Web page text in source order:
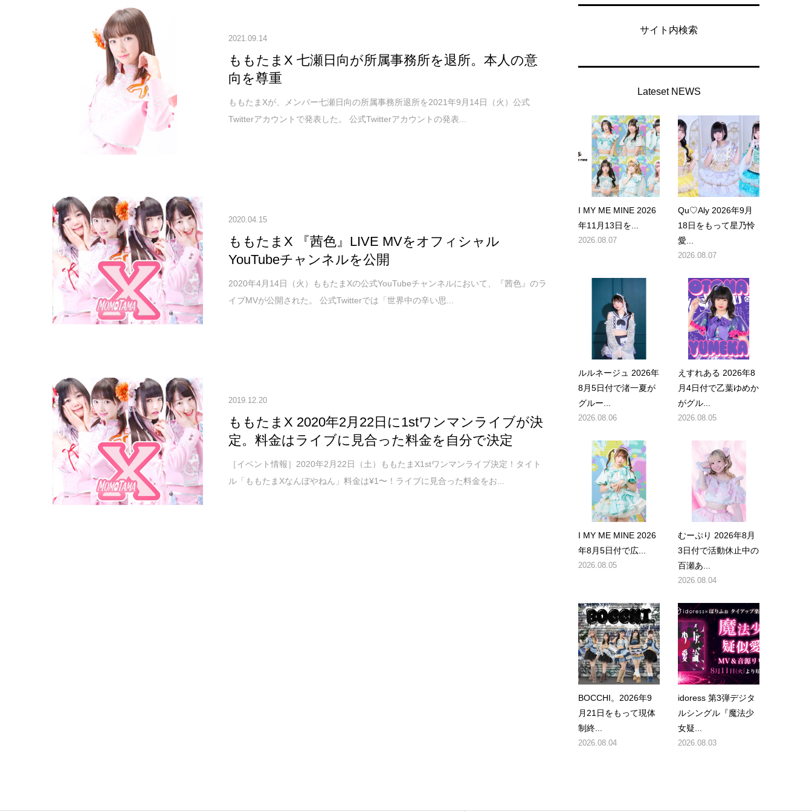
2021.09.14
ももたまX 七瀬日向が所属事務所を退所。本人の意
向を尊重
ももたまXが、メンバー七瀬日向の所属事務所退所を2021年9月14日（火）公式
Twitterアカウントで発表した。 公式Twitterアカウントの発表...
2020.04.15
ももたまX 『茜色』LIVE MVをオフィシャル
YouTubeチャンネルを公開
2020年4月14日（火）ももたまXの公式YouTubeチャンネルにおいて、『茜色』のラ
イブMVが公開された。 公式Twitterでは「世界中の辛い思...
2019.12.20
ももたまX 2020年2月22日に1stワンマンライブが決
定。料金はライブに見合った料金を自分で決定
［イベント情報］2020年2月22日（土）ももたまX1stワンマンライブ決定！タイト
ル「ももたまXなんぼやねん」料金は¥1〜！ライブに見合った料金をお...
サイト内検索
Lateset NEWS
I MY ME MINE 2026
年11月13日を...
2026.08.07
Qu♡Aly 2026年9月
18日をもって星乃怜
愛...
2026.08.07
ルルネージュ 2026年
8月5日付で渚一夏が
グルー...
2026.08.06
えすれある 2026年8
月4日付で乙葉ゆめか
がグル...
2026.08.05
I MY ME MINE 2026
年8月5日付で広...
2026.08.05
むーぷり 2026年8月
3日付で活動休止中の
百瀬あ...
2026.08.04
BOCCHI。2026年9
月21日をもって現体
制終...
2026.08.04
idoress 第3弾デジタ
ルシングル『魔法少
女疑...
2026.08.03